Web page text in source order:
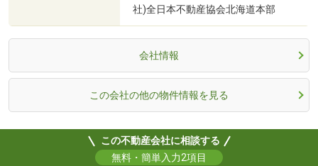
社)全日本不動産協会北海道本部
会社情報
この会社の他の物件情報を見る
この不動産会社に相談する
無料・簡単入力2項目